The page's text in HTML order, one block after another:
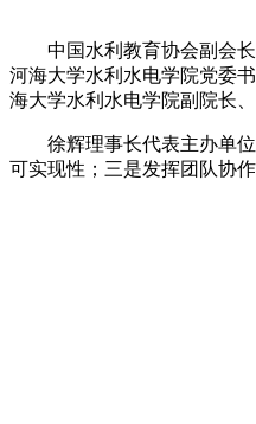
中国水利教育协会副会
河海大学水利水电学院党委
海大学水利水电学院副院长
徐辉理事长代表主办单
可实现性；三是发挥团队协作